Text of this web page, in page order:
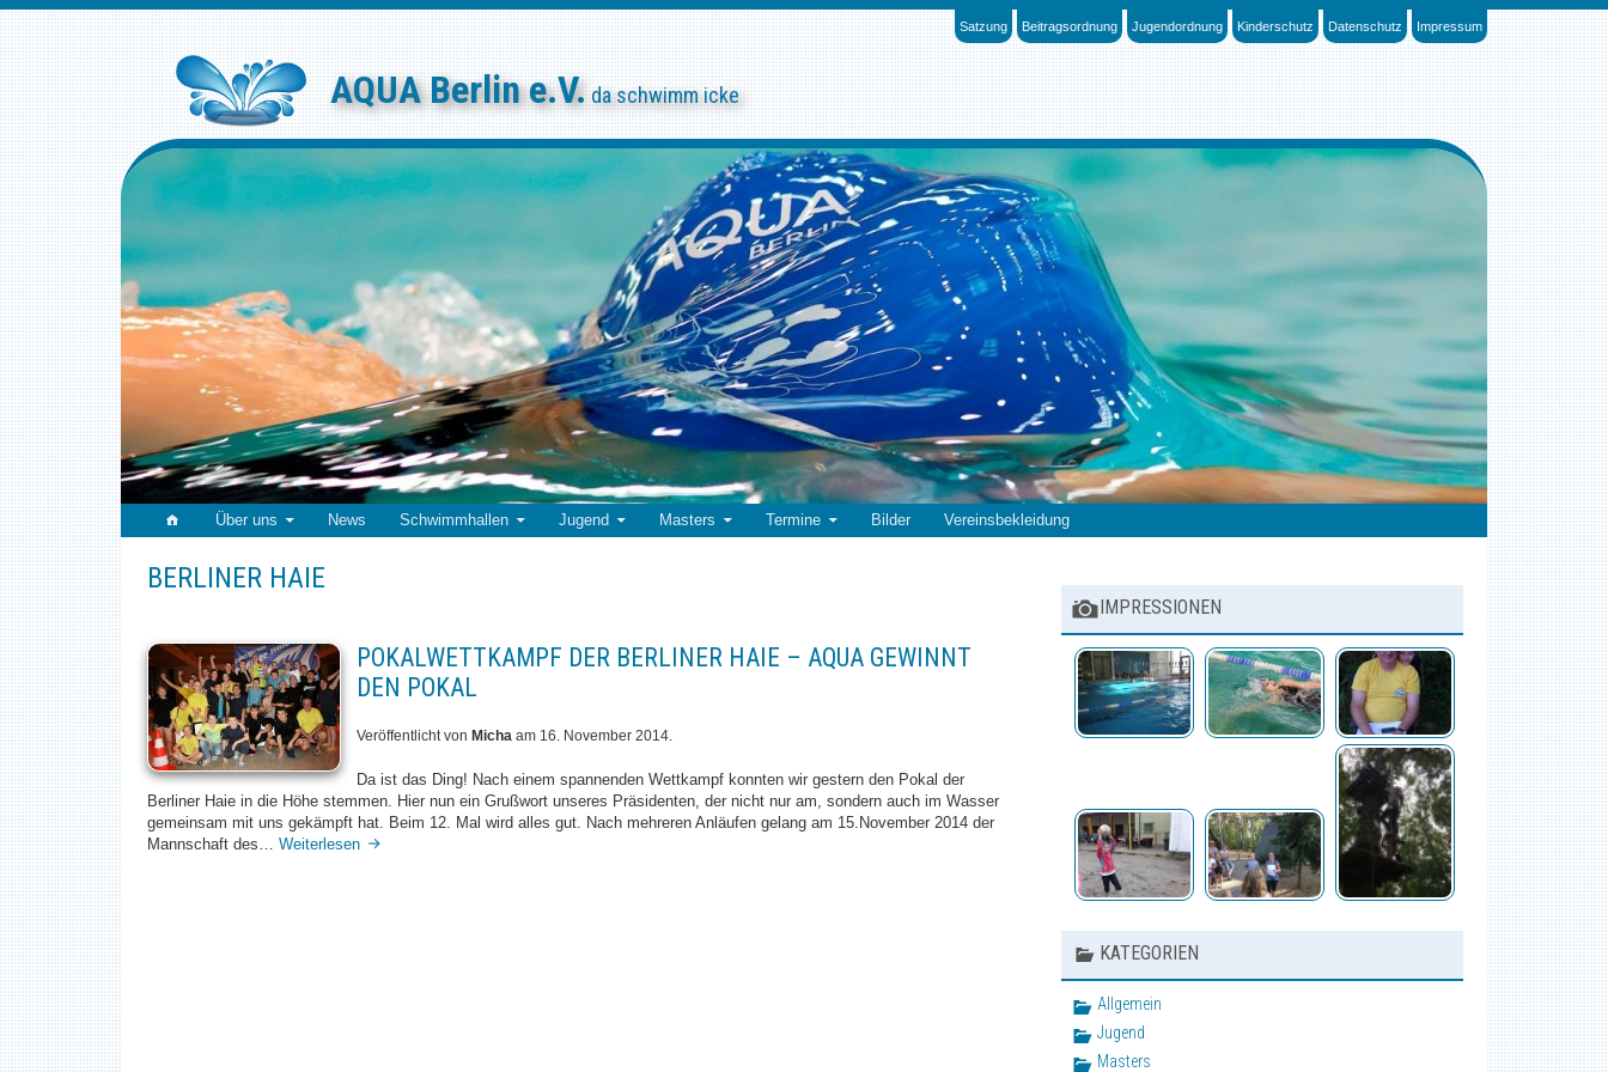
Satzung Beitragsordnung Jugendordnung Kinderschutz Datenschutz Impressum
AQUA Berlin e.V.da schwimm icke
Über uns News Schwimmhallen Jugend Masters Termine Bilder Vereinsbekleidung
BERLINER HAIE
POKALWETTKAMPF DER BERLINER HAIE – AQUA GEWINNT
DEN POKAL
Veröffentlicht vonMicha am 16. November 2014
Da ist das Ding! Nach einem spannenden Wettkampf konnten wir gestern den Pokal der
Berliner Haie in die Höhe stemmen. Hier nun ein Grußwort unseres Präsidenten, der nicht nur am, sondern auch im Wasser
gemeinsam mit uns gekämpft hat. Beim 12. Mal wird alles gut. Nach mehreren Anläufen gelang am 15.November 2014 der
Mannschaft des… Weiterlesen Pokalwettkampf
IMPRESSIONEN
KATEGORIEN
Allgemein
Jugend
Masters